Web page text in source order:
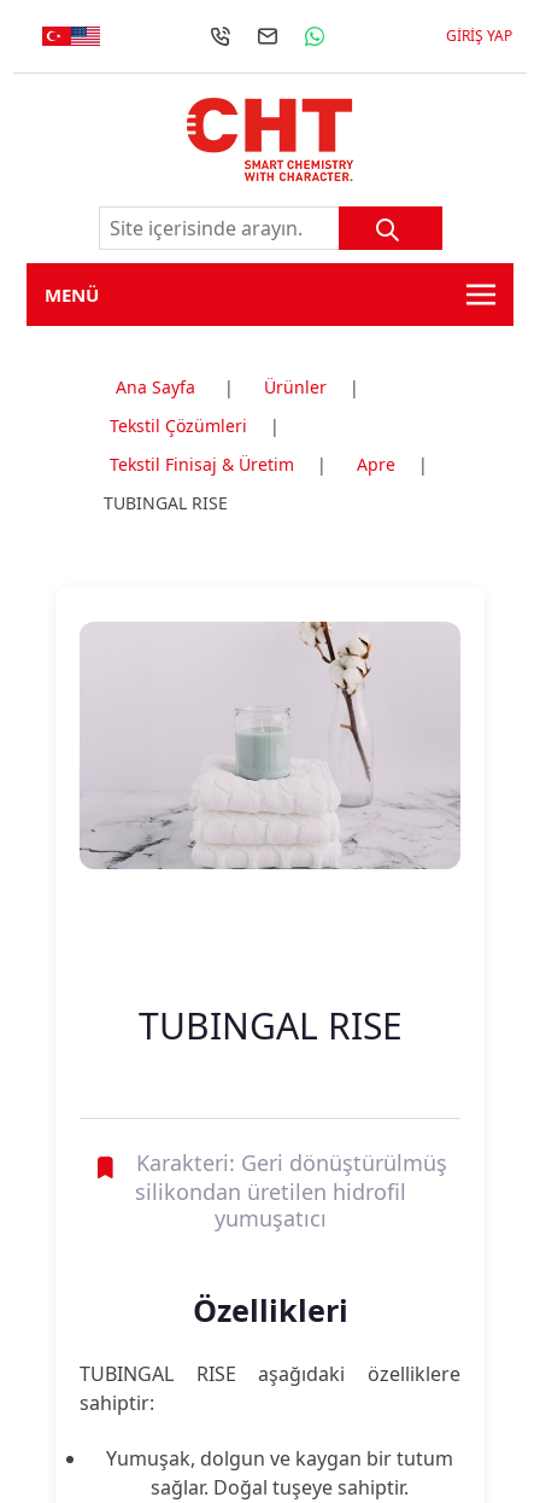
GIRIŞ YAP
MENÜ
Ana Sayfa | Ürünler
|
Tekstil Çözümleri
|
Tekstil Finisaj & Üretim
| Apre
|
TUBINGAL RISE
TUBINGAL RISE
Karakteri: Geri dönüştürülmüş
silikondan üretilen hidrofil
yumuşatıcı
Özellikleri
TUBINGAL RISE aşağıdaki özelliklere
sahiptir:
Yumuşak, dolgun ve kaygan bir tutum
sağlar. Doğal tuşeye sahiptir.